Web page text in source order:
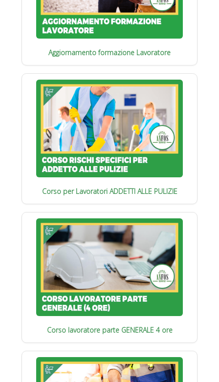
Aggiornamento formazione Lavoratore
Corso per Lavoratori ADDETTI ALLE PULIZIE
Corso lavoratore parte GENERALE 4 ore